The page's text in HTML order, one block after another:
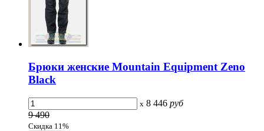
Брюки женские Mountain Equipment Zeno
Black
x 8 446 руб
9 490
Скидка 11%